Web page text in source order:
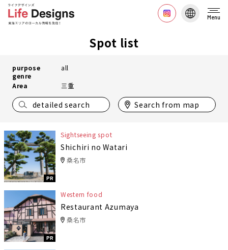
Menu
Spot list
purpose
genre
all
Area 三重
detailed search Search from map
PR
Sightseeing spot
Shichiri no Watari
桑名市
PR
Western food
Restaurant Azumaya
桑名市